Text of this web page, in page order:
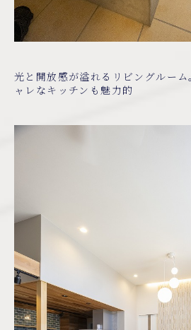
光と開放感が溢れるリビングルー
ャレなキッチンも魅力的